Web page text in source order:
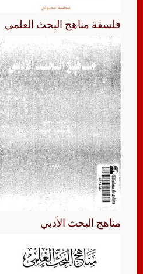
فلسفة مناهج البحث العلمي
مناهج البحث الأدبي